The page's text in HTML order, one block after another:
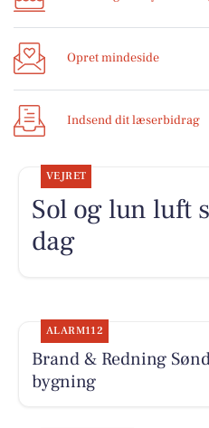
Opret mindeside
Indsend dit læserbidrag
VEJRET
Sol og lun luft
dag
ALARM112
Brand & Redning
bygning